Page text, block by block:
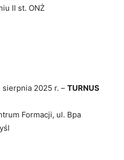
II st. ONŻ
sierpnia 2025 r. – TURNUS
Formacji, ul. Bpa